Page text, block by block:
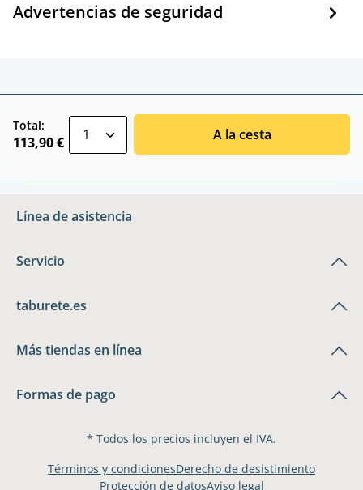
Advertencias de seguridad
Total:
113,90 € A la cesta
Línea de asistencia
Servicio
taburete.es
Más tiendas en línea
Formas de pago
* Todos los precios incluyen el IVA.
Términos y condicionesDerecho de desistimiento
Protección de datosAviso legal